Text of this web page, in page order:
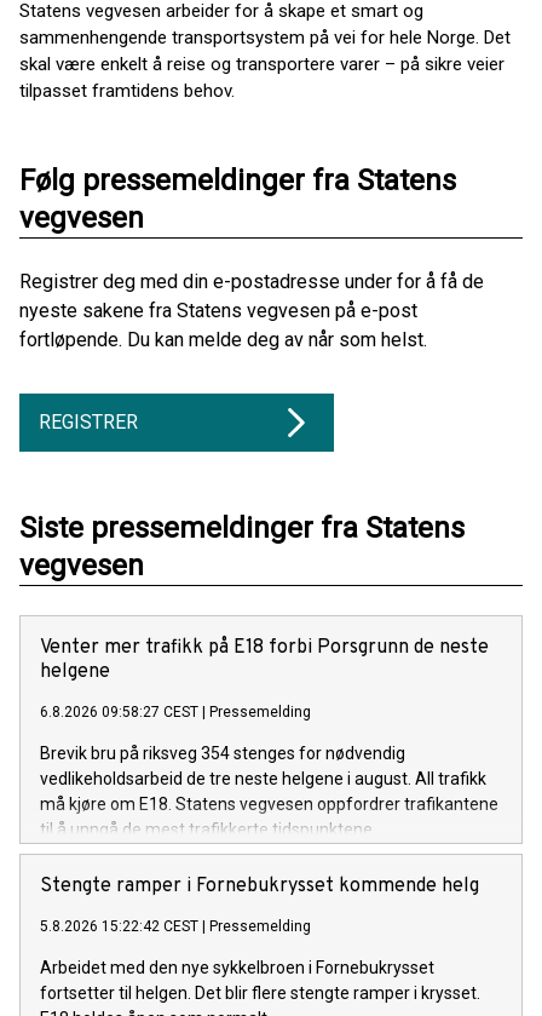
Statens vegvesen arbeider for å skape et smart og
sammenhengende transportsystem på vei for hele Norge. Det
skal være enkelt å reise og transportere varer – på sikre veier
tilpasset framtidens behov.
Følg pressemeldinger fra Statens
vegvesen
Registrer deg med din e-postadresse under for å få de
nyeste sakene fra Statens vegvesen på e-post
fortløpende. Du kan melde deg av når som helst.
REGISTRER
Siste pressemeldinger fra Statens
vegvesen
Venter mer trafikk på E18 forbi Porsgrunn de neste
helgene
6.8.2026 09:58:27 CEST Pressemelding
Brevik bru på riksveg 354 stenges for nødvendig
vedlikeholdsarbeid de tre neste helgene i august. All trafikk
må kjøre om E18. Statens vegvesen oppfordrer trafikantene
til å unngå de mest trafikkerte tidspunktene.
Stengte ramper i Fornebukrysset kommende helg
5.8.2026 15:22:42 CEST Pressemelding
Arbeidet med den nye sykkelbroen i Fornebukrysset
fortsetter til helgen. Det blir flere stengte ramper i krysset.